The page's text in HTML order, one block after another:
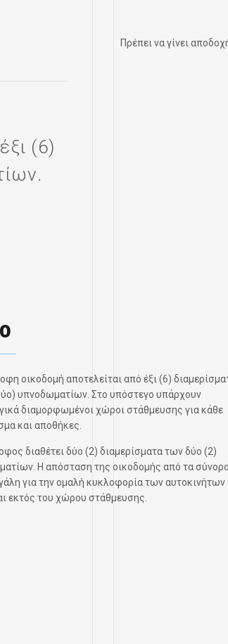
(6)
Πρέπει να γίνει
οικοδομή αποτελείται από έξι (6)
υπνοδωματίων. Στο υπόστεγο υπάρχουν
διαμορφωμένοι χώροι στάθμευσης για κάθε
και αποθήκες.
διαθέτει δύο (2) διαμερίσματα των δύο (2)
Η απόσταση της οικοδομής από τα
για την ομαλή κυκλοφορία των αυτοκινήτων
εκτός του χώρου στάθμευσης.